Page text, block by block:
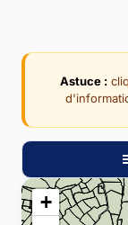
Astuce :
+